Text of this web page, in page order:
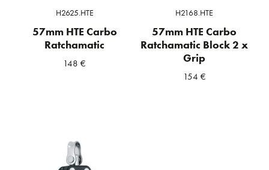
H2625.HTE
57mm HTE Carbo
Ratchamatic
148€
H2168.HTE
57mm HTE Carbo
Ratchamatic Block 2 x
Grip
154 €